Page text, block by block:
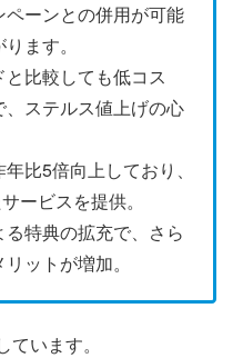
ーンとの併用が可能
ます。
と比較しても低コス
、ステルス値上げの心
比5倍向上しており、
ービスを提供。
る特典の拡充で、さら
ットが増加。
います。